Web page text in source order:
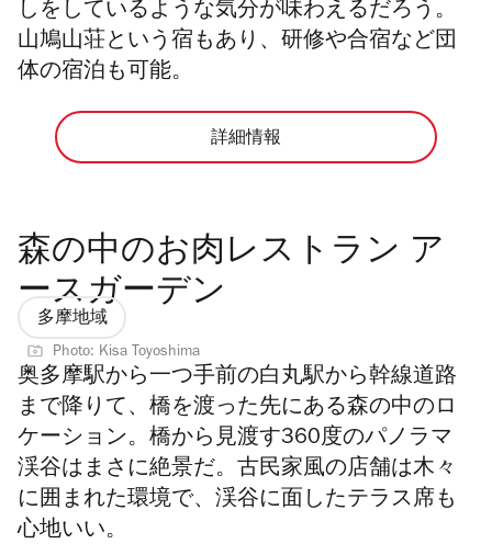
しをしているような気分が味わえるだろう。
山鳩山荘という宿もあり、研修や合宿など団
体の宿泊も可能。
詳細情報
森の中のお肉レストラン ア
ースガーデン
多摩地域
Photo: Kisa Toyoshima
奥多摩駅から一つ手前の白丸駅から幹線道路
まで降りて、橋を渡った先にある森の中のロ
ケーション。橋から見渡す360度のパノラマ
渓谷はまさに絶景だ。古民家風の店舗は木々
に囲まれた環境で、渓谷に面したテラス席も
心地いい。